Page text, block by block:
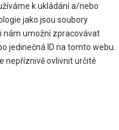
k ukládání a/nebo
jako jsou soubory
nám umožní zpracovávat
jedinečná ID na tomto webu.
nepříznivě ovlivnit určité